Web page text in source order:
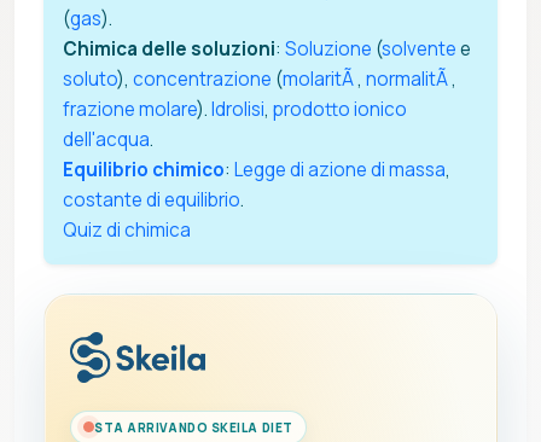
(gas).
Chimica delle soluzioni: Soluzione (solventee
soluto), concentrazione (molaritÃ, normalitÃ,
frazione molare).Idrolisi, prodotto ionico
dell'acqua.
Equilibrio chimico: Legge di azione di massa,
costante di equilibrio.
Quiz di chimica
STA ARRIVANDO SKEILA DIET